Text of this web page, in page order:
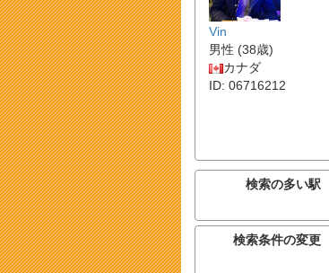
Vin
男性 (38歳)
カナダ
ID: 06716212
検索の多い駅
検索条件の変更